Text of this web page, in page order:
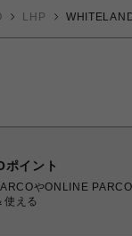
LHP
ポイント
やONLINE
使える